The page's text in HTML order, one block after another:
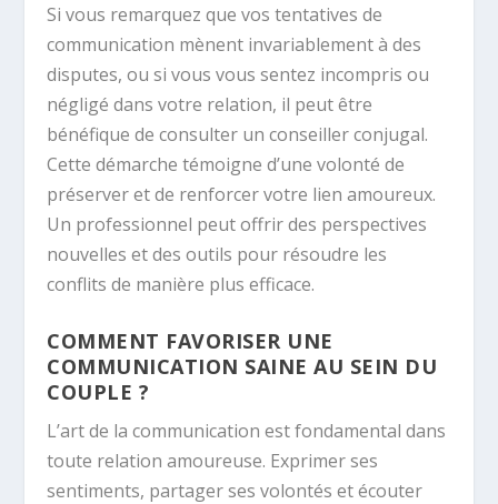
Si vous remarquez que vos tentatives de
communication mènent invariablement à des
disputes, ou si vous vous sentez incompris ou
négligé dans votre relation, il peut être
bénéfique de consulter un conseiller conjugal.
Cette démarche témoigne d’une volonté de
préserver et de renforcer votre lien amoureux.
Un professionnel peut offrir des perspectives
nouvelles et des outils pour résoudre les
conflits de manière plus efficace.
COMMENT FAVORISER UNE
COMMUNICATION SAINE AU SEIN DU
COUPLE ?
L’art de la communication est fondamental dans
toute relation amoureuse. Exprimer ses
sentiments, partager ses volontés et écouter